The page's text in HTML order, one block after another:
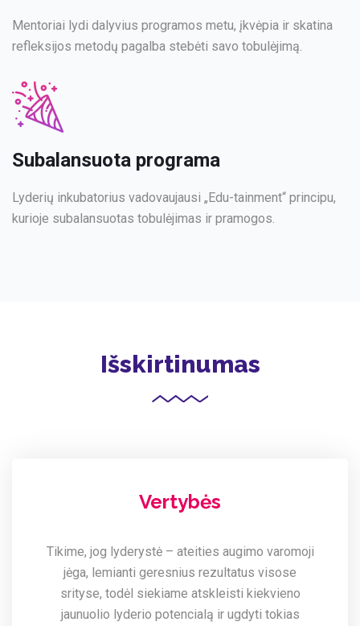
Mentoriai lydi dalyvius programos metu, įkvėpia ir skatina
refleksijos metodų pagalba stebėti savo tobulėjimą.
Subalansuota programa
Lyderių inkubatorius vadovaujausi „Edu-tainment“ principu,
kurioje subalansuotas tobulėjimas ir pramogos.
Išskirtinumas
Vertybės
Tikime, jog lyderystė – ateities augimo varomoji
jėga, lemianti geresnius rezultatus visose
srityse, todėl siekiame atskleisti kiekvieno
jaunuolio lyderio potencialą ir ugdyti tokias